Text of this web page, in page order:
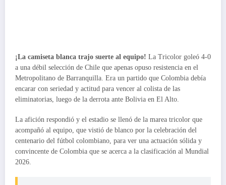
¡La camiseta blanca trajo suerte al equipo! La Tricolor goleó 4-0
a una débil selección de Chile que apenas opuso resistencia en el
Metropolitano de Barranquilla. Era un partido que Colombia debía
encarar con seriedad y actitud para vencer al colista de las
eliminatorias, luego de la derrota ante Bolivia en El Alto.
La afición respondió y el estadio se llenó de la marea tricolor que
acompañó al equipo, que vistió de blanco por la celebración del
centenario del fútbol colombiano, para ver una actuación sólida y
convincente de Colombia que se acerca a la clasificación al Mundial
2026.